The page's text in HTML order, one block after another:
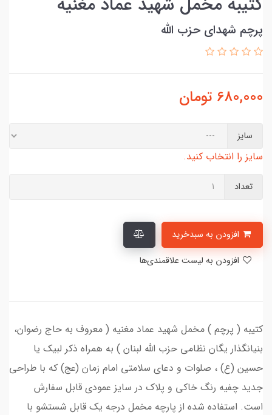
پرچم شهدای حزب الله
680,000 تومان
سایز
سایز را انتخاب کنید.
تعداد
کتیبه ( پرچم ) مخمل شهید عماد مغنیه ( معروف به حاج رضوان،
بنیانگذار یگان نظامی حزب الله لبنان ) به همراه ذکر لبیک یا
حسین (ع) ، صلوات و دعای سلامتی امام زمان (عج) که با طراحی
جدید چفیه رنگ خاکی و پلاک در سایز عمودی قابل سفارش
است. استفاده شده از پارچه مخمل درجه یک قابل شستشو با